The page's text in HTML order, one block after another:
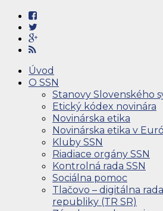
Úvod
O SSN
Stanovy Slovenského
Etický kódex novinára
Novinárska etika
Novinárska etika v
Kluby SSN
Riadiace orgány SSN
Kontrolná rada SSN
Sociálna pomoc
Tlačovo – digitálna
republiky (TR SR)